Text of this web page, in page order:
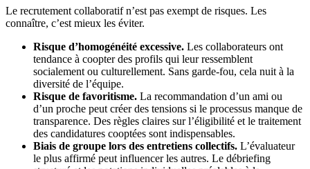
Le recrutement collaboratif n’est pas exempt de risques. Les
connaître, c’est mieux les éviter.
Risque d’homogénéité excessive. Les collaborateurs ont
tendance à coopter des profils qui leur ressemblent
socialement ou culturellement. Sans garde-fou, cela nuit à la
diversité de l’équipe.
Risque de favoritisme. La recommandation d’un ami ou
d’un proche peut créer des tensions si le processus manque de
transparence. Des règles claires sur l’éligibilité et le traitement
des candidatures cooptées sont indispensables.
Biais de groupe lors des entretiens collectifs. L’évaluateur
le plus affirmé peut influencer les autres. Le débriefing